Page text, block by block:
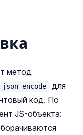
метод
json_encode
для
код. По
JS-объекта: